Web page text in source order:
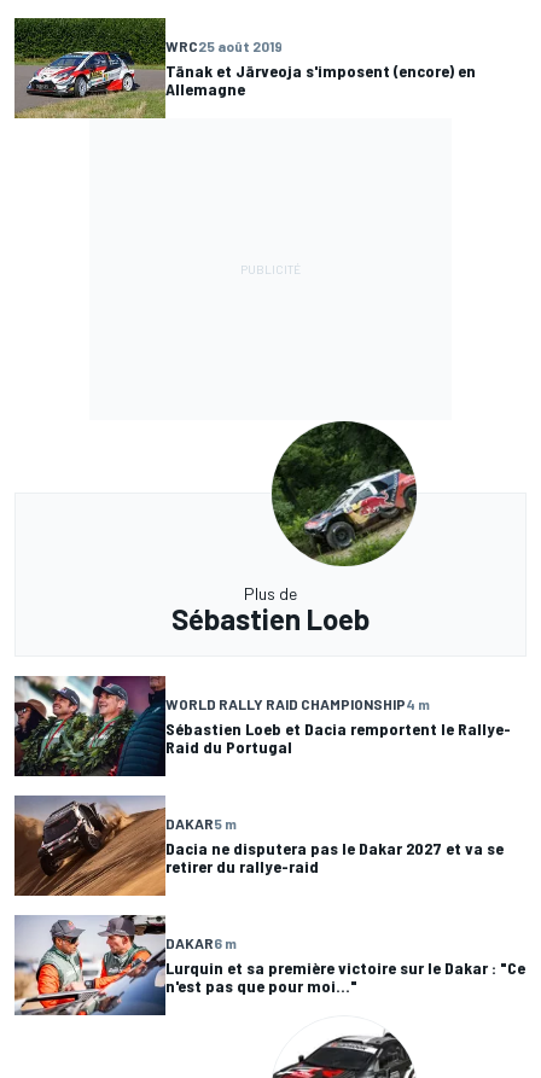
WRC25 août 2019
Tänak et Järveoja s'imposent (encore) en
Allemagne
Plus de
Sébastien Loeb
WORLD RALLY RAID CHAMPIONSHIP4 m
Sébastien Loeb et Dacia remportent le Rallye-
Raid du Portugal
DAKAR5 m
Dacia ne disputera pas le Dakar 2027 et va se
retirer du rallye-raid
DAKAR6 m
Lurquin et sa première victoire sur le Dakar : "Ce
n'est pas que pour moi..."